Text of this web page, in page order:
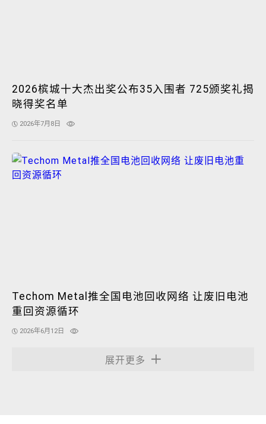
2026槟城十大杰出奖公布35入围者 725颁奖礼揭
晓得奖名单
2026年7月8日
Techom Metal推全国电池回收网络 让废旧电池
重回资源循环
2026年6月12日
展开更多